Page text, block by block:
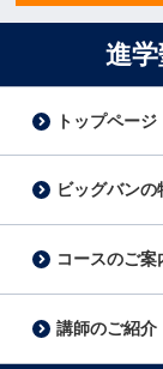
進
トップページ
ビッグバンの
コースのご案
講師のご紹介